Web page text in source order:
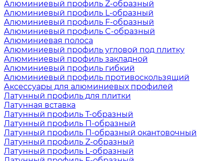
Алюминиевый профиль Z-образный
Алюминиевый профиль L-образный
Алюминиевый профиль F-образный
Алюминиевый профиль C-образный
Алюминиевая полоса
Алюминиевый профиль угловой под плитку
Алюминиевый профиль закладной
Алюминиевый профиль гибкий
Алюминиевый профиль противоскользящий
Аксессуары для алюминиевых профилей
Латунный профиль для плитки
Латунная вставка
Латунный профиль Т-образный
Латунный профиль П-образный
Латунный профиль П-образный окантовочный
Латунный профиль Z-образный
Латунный профиль L-образный